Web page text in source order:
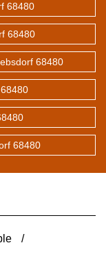
68480
68480
68480
68480
/